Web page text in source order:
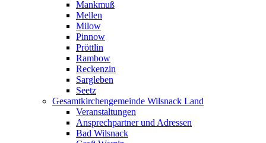
Mankmuß
Mellen
Milow
Pinnow
Pröttlin
Rambow
Reckenzin
Sargleben
Seetz
Gesamtkirchengemeinde Wilsnack Land
Veranstaltungen
Ansprechpartner und Adressen
Bad Wilsnack